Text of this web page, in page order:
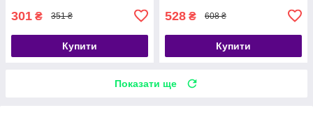
301 ₴ 351 ₴
Купити
528 ₴ 608 ₴
Купити
Показати ще